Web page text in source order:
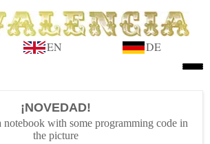
EN DE
Inicio
¡NOVEDAD!